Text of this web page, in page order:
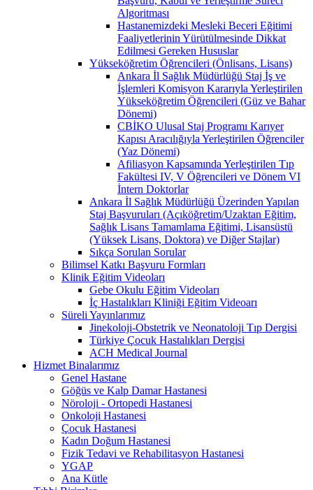
Algoritması
Hastanemizdeki Mesleki Beceri Eğitimi
Faaliyetlerinin Yürütülmesinde Dikkat
Edilmesi Gereken Hususlar
Yükseköğretim Öğrencileri (Önlisans, Lisans)
Ankara İl Sağlık Müdürlüğü Staj İş ve
İşlemleri Komisyon Kararıyla Yerleştirilen
Yükseköğretim Öğrencileri (Güz ve Bahar
Dönemi)
CBİKO Ulusal Staj Programı Karıyer
Kapısı Aracılığıyla Yerleştirilen Öğrenciler
(Yaz Dönemi)
Afiliasyon Kapsamında Yerleştirilen Tıp
Fakültesi IV, V Öğrencileri ve Dönem VI
İntern Doktorlar
Ankara İl Sağlık Müdürlüğü Üzerinden Yapılan
Staj Başvuruları (Açıköğretim/Uzaktan Eğitim,
Sağlık Lisans Tamamlama Eğitimi, Lisansüstü
(Yüksek Lisans, Doktora) ve Diğer Stajlar)
Sıkça Sorulan Sorular
Bilimsel Katkı Başvuru Formları
Klinik Eğitim Videoları
Gebe Okulu Eğitim Videoları
İç Hastalıkları Kliniği Eğitim Videoarı
Süreli Yayınlarımız
Jinekoloji-Obstetrik ve Neonatoloji Tıp Dergisi
Türkiye Çocuk Hastalıkları Dergisi
ACH Medical Journal
Hizmet Binalarımız
Genel Hastane
Göğüs ve Kalp Damar Hastanesi
Nöroloji - Ortopedi Hastanesi
Onkoloji Hastanesi
Çocuk Hastanesi
Kadın Doğum Hastanesi
Fizik Tedavi ve Rehabilitasyon Hastanesi
YGAP
Ana Kütle